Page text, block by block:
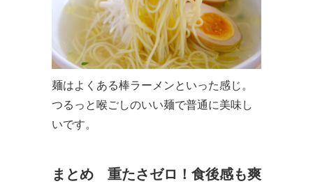
麺はよくある棒ラーメンといった感じ。
つるっと喉ごしのいい麺で普通に美味し
いです。
まとめ 重たさゼロ！食後感も爽